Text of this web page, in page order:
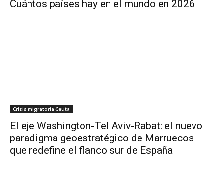
Cuántos países hay en el mundo en 2026
Crisis migratoria Ceuta
El eje Washington-Tel Aviv-Rabat: el nuevo
paradigma geoestratégico de Marruecos
que redefine el flanco sur de España